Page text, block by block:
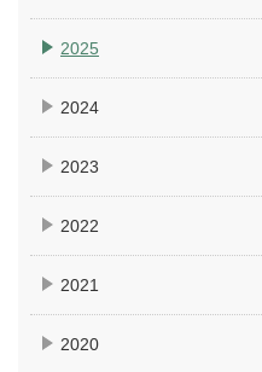
2025
2024
2023
2022
2021
2020